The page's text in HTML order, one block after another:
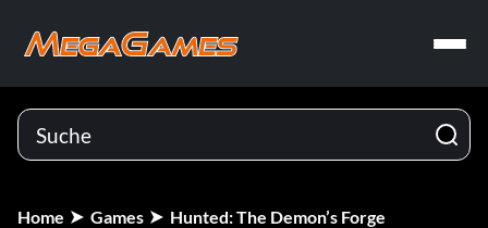
Home Games Hunted: The Demon’s Forge